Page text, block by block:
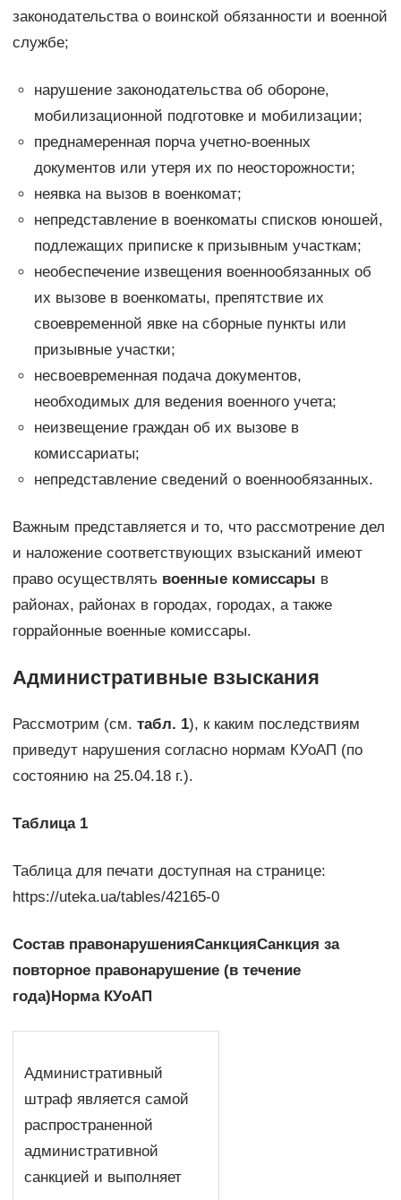
законодательства о воинской обязанности и военной
службе;
нарушение законодательства об обороне,
мобилизационной подготовке и мобилизации;
преднамеренная порча учетно-военных
документов или утеря их по неосторожности;
неявка на вызов в военкомат;
непредставление в военкоматы списков юношей,
подлежащих приписке к призывным участкам;
необеспечение извещения военнообязанных об
их вызове в военкоматы, препятствие их
своевременной явке на сборные пункты или
призывные участки;
несвоевременная подача документов,
необходимых для ведения военного учета;
неизвещение граждан об их вызове в
комиссариаты;
непредставление сведений о военнообязанных.
Важным представляется и то, что рассмотрение дел
и наложение соответствующих взысканий имеют
право осуществлять военные комиссары в
районах, районах в городах, городах, а также
горрайонные военные комиссары.
Административные взыскания
Рассмотрим (см. табл. 1), к каким последствиям
приведут нарушения согласно нормам КУоАП (по
состоянию на 25.04.18 г.).
Таблица 1
Таблица для печати доступная на странице:
https://uteka.ua/tables/42165-0
Состав правонарушенияСанкцияСанкция за
повторное правонарушение (в течение
года)Норма КУоАП
Административный
штраф является самой
распространенной
административной
санкцией и выполняет